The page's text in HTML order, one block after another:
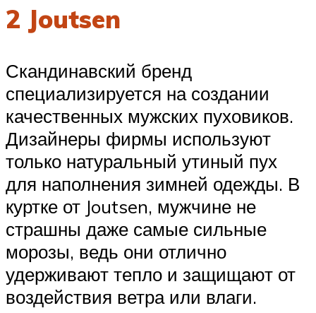
2 Joutsen
Скандинавский бренд
специализируется на создании
качественных мужских пуховиков.
Дизайнеры фирмы используют
только натуральный утиный пух
для наполнения зимней одежды. В
куртке от Joutsen, мужчине не
страшны даже самые сильные
морозы, ведь они отлично
удерживают тепло и защищают от
воздействия ветра или влаги.